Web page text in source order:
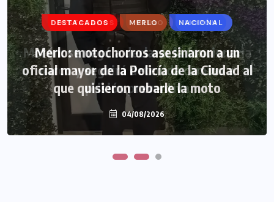
DESTACADOS MERLO NACIONAL
Merlo: motochorros asesinaron a un
oficial mayor de la Policía de la Ciudad al
que quisieron robarle la moto
04/08/2026
DESTACADOS MERLO MORÓN
Morón: se negó a declarar la funcionaria
narco y seguirá detenida camino a
prisión preventiva
04/08/2026